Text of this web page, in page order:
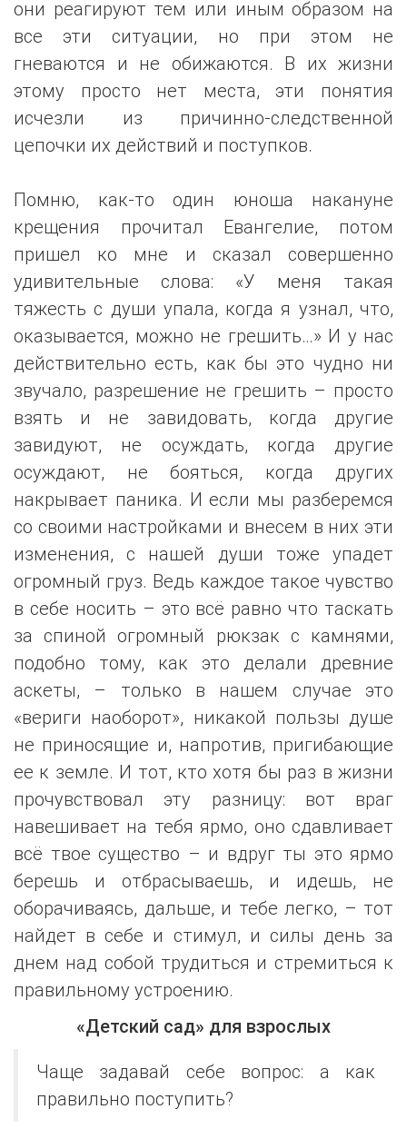
они реагируют тем или иным образом на
все эти ситуации, но при этом не
гневаются и не обижаются. В их жизни
этому просто нет места, эти понятия
исчезли из причинно-следственной
цепочки их действий и поступков.
Помню, как-то один юноша накануне
крещения прочитал Евангелие, потом
пришел ко мне и сказал совершенно
удивительные слова: «У меня такая
тяжесть с души упала, когда я узнал, что,
оказывается, можно не грешить…» И у нас
действительно есть, как бы это чудно ни
звучало, разрешение не грешить – просто
взять и не завидовать, когда другие
завидуют, не осуждать, когда другие
осуждают, не бояться, когда других
накрывает паника. И если мы разберемся
со своими настройками и внесем в них эти
изменения, с нашей души тоже упадет
огромный груз. Ведь каждое такое чувство
в себе носить – это всё равно что таскать
за спиной огромный рюкзак с камнями,
подобно тому, как это делали древние
аскеты, – только в нашем случае это
«вериги наоборот», никакой пользы душе
не приносящие и, напротив, пригибающие
ее к земле. И тот, кто хотя бы раз в жизни
прочувствовал эту разницу: вот враг
навешивает на тебя ярмо, оно сдавливает
всё твое существо – и вдруг ты это ярмо
берешь и отбрасываешь, и идешь, не
оборачиваясь, дальше, и тебе легко, – тот
найдет в себе и стимул, и силы день за
днем над собой трудиться и стремиться к
правильному устроению.
«Детский сад» для взрослых
Чаще задавай себе вопрос: а как
правильно поступить?